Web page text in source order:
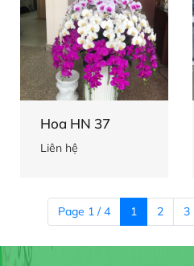
Hoa HN 37
Liên hệ
Page 1 / 4 1 2 3